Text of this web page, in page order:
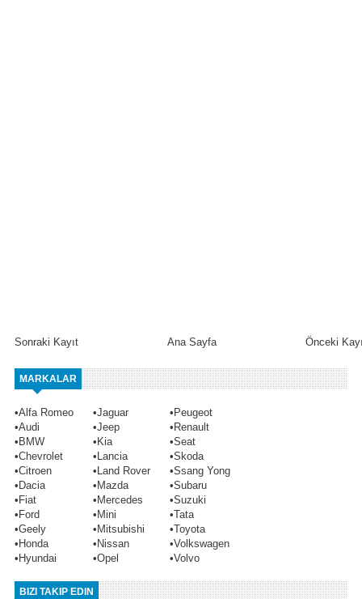
Sonraki Kayıt Önceki
Ana Sayfa
MARKALAR
•Alfa Romeo •Jaguar •Peugeot
•Audi •Jeep •Renault
•BMW •Kia •Seat
•Chevrolet •Lancia •Skoda
•Citroen •Land Rover •Ssang Yong
•Dacia •Mazda •Subaru
•Fiat •Mercedes •Suzuki
•Ford •Mini •Tata
•Geely •Mitsubishi •Toyota
•Honda •Nissan •Volkswagen
•Hyundai •Opel •Volvo
BIZI TAKIP EDIN